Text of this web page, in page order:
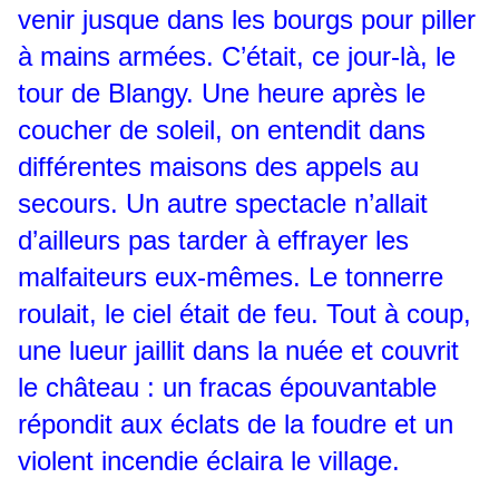
venir jusque dans les bourgs pour piller
à mains armées. C’était, ce jour-là, le
tour de Blangy. Une heure après le
coucher de soleil, on entendit dans
différentes maisons des appels au
secours. Un autre spectacle n’allait
d’ailleurs pas tarder à effrayer les
malfaiteurs eux-mêmes. Le tonnerre
roulait, le ciel était de feu. Tout à coup,
une lueur jaillit dans la nuée et couvrit
le château : un fracas épouvantable
répondit aux éclats de la foudre et un
violent incendie éclaira le village.